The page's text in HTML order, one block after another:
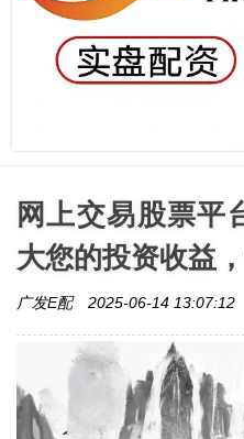
网上交易股票平
大您的投资收益
广发E配 2025-06-14 13:07:12